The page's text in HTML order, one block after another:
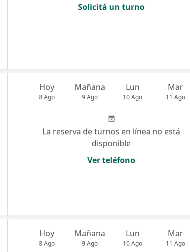
Solicitá un turno
Hoy
8 Ago
Mañana
9 Ago
Lun
10 Ago
Mar
11 Ago
La reserva de turnos en línea no está
disponible
Ver teléfono
Hoy
8 Ago
Mañana
9 Ago
Lun
10 Ago
Mar
11 Ago